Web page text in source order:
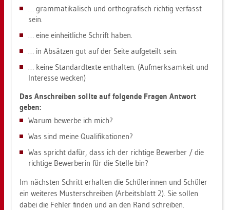
… gram­ma­ti­ka­lisch und or­tho­gra­fisch rich­tig ver­fasst
sein.
… eine ein­heit­li­che Schrift haben.
… in Ab­sät­zen gut auf der Seite auf­ge­teilt sein.
… keine Stan­dard­tex­te ent­hal­ten. (Auf­merk­sam­keit und
In­ter­es­se we­cken)
Das An­schrei­ben soll­te auf fol­gen­de Fra­gen Ant­wort
geben:
Warum be­wer­be ich mich?
Was sind meine Qua­li­fi­ka­tio­nen?
Was spricht dafür, dass ich der rich­ti­ge Be­wer­ber / die
rich­ti­ge Be­wer­be­rin für die Stel­le bin?
Im nächs­ten Schritt er­hal­ten die Schü­le­rin­nen und Schü­ler
ein wei­te­res Mus­ter­schrei­ben (Ar­beits­blatt 2). Sie sol­len
dabei die Feh­ler fin­den und an den Rand schrei­ben.